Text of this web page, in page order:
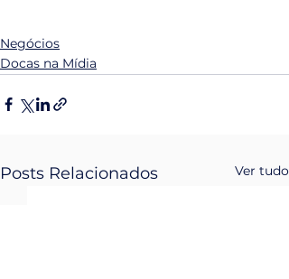
Negócios
Docas na Mídia
Posts Relacionados Ver tudo